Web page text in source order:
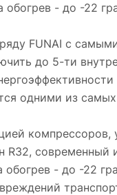
обогрев - до -22
FUNAI с
до 5-ти
одними из
R32, современный
- до -22